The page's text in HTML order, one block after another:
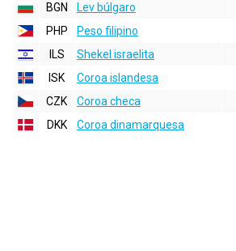
BGN
Lev búlgaro
PHP
Peso filipino
ILS
Shekel israelita
ISK
Coroa islandesa
CZK
Coroa checa
DKK
Coroa dinamarquesa